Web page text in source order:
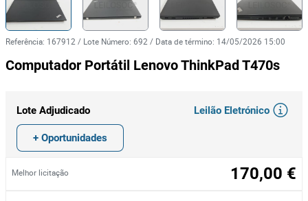
Referência: 167912 / Lote Número: 692 / Data de término: 14/05/2026 15:00
Computador Portátil Lenovo ThinkPad T470s
Lote Adjudicado Leilão Eletrónico
+ Oportunidades
Melhor licitação 170,00 €